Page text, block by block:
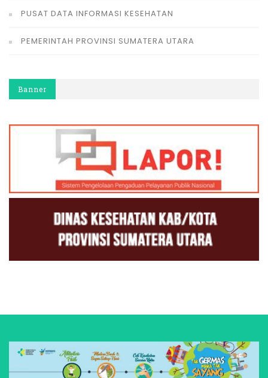
PUSAT DATA INFORMASI KESEHATAN
PEMERINTAH PROVINSI SUMATERA UTARA
Banner